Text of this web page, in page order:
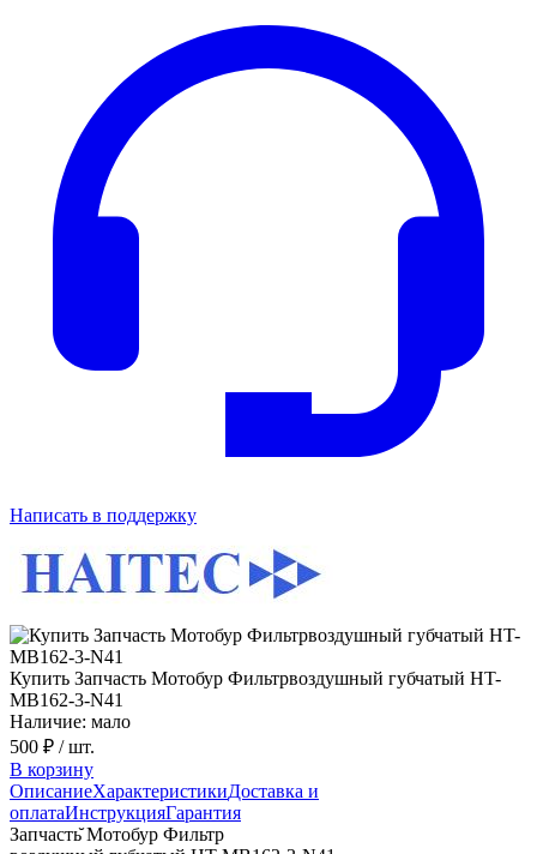
Написать в поддержку
Купить Запчасть Мотобур Фильтрвоздушный губчатый HT-
MB162-3-N41
Наличие: мало
500 ₽ / шт.
В корзину
ОписаниеХарактеристикиДоставка и
оплатаИнструкцияГарантия
Запчасть̆ Мотобур Фильтр